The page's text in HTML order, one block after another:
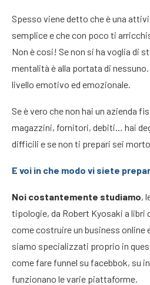
Spesso viene detto che è una
semplice e che con poco ti
Non è cosi! Se non si ha voglia di
mentalità è alla portata di
livello emotivo ed emozionale.
Se è vero che non hai un azienda
magazzini, fornitori, debiti… hai
difficili e se non ti prepari sei
E voi in che modo vi siete
Noi costantemente studiamo,
tipologie, da Robert Kyosaki a libri
come costruire un business online
siamo specializzati proprio in
come fare funnel su facebbok, su
funzionano le varie piattaforme.